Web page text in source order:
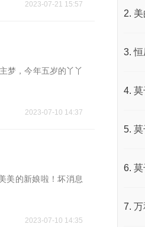
2023-07-21 15:57
梦，今年五岁的丫丫
2023-07-10 14:37
美的新娘啦！坏消息
2023-07-10 14:35
美
恒
莫
莫
莫
万